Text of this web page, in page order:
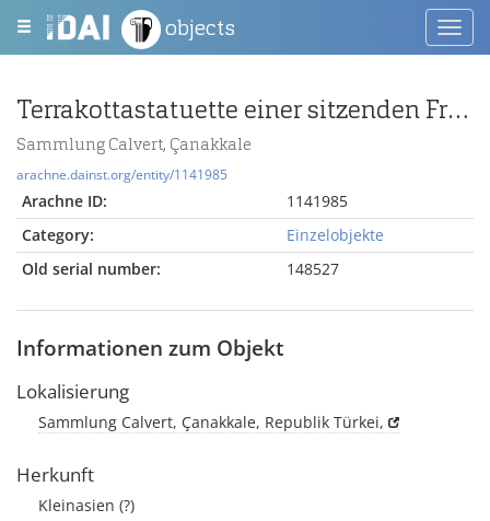
objects
Terrakottastatuette einer sitzenden Frau
Sammlung Calvert, Çanakkale
arachne.dainst.org/entity/1141985
Arachne ID:
1141985
Category:
Einzelobjekte
Old serial number:
148527
Informationen zum Objekt
Lokalisierung
Sammlung Calvert, Çanakkale, Republik Türkei,
Herkunft
Kleinasien (?)